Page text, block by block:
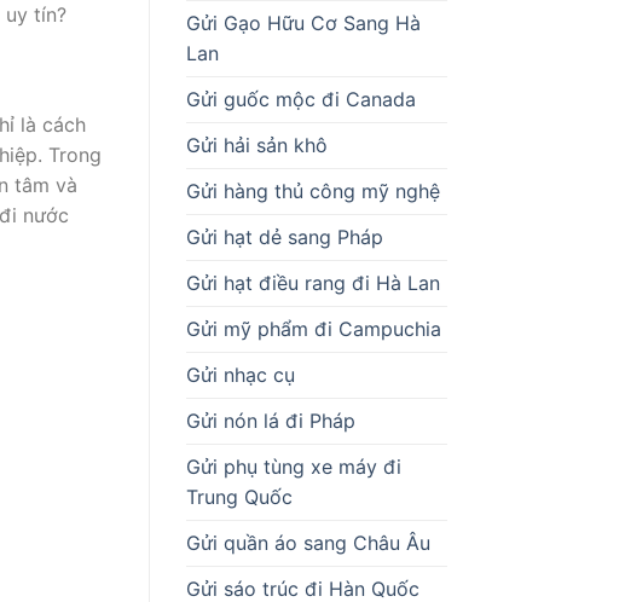
uy tín?
là cách
Trong
tâm và
nước
Gửi Gạo Hữu Cơ Sang Hà
Lan
Gửi guốc mộc đi Canada
Gửi hải sản khô
Gửi hàng thủ công mỹ nghệ
Gửi hạt dẻ sang Pháp
Gửi hạt điều rang đi Hà Lan
Gửi mỹ phẩm đi Campuchia
Gửi nhạc cụ
Gửi nón lá đi Pháp
Gửi phụ tùng xe máy đi
Trung Quốc
Gửi quần áo sang Châu Âu
Gửi sáo trúc đi Hàn Quốc